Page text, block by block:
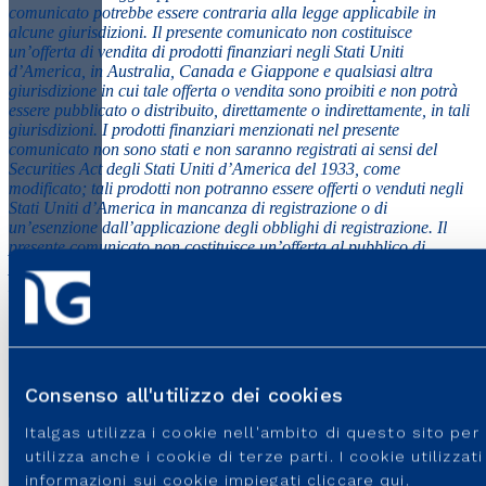
Consenso all'utilizzo dei cookies
Italgas utilizza i cookie nell'ambito di questo sito
utilizza anche i cookie di terze parti. I cookie
informazioni sui cookie impiegati cliccare qui
comunicato potrebbe essere contraria alla legge applicabile in
alcune giurisdizioni. Il presente comunicato non costituisce
un’offerta di vendita di prodotti finanziari negli Stati Uniti
d’America, in Australia, Canada e Giappone e qualsiasi altra
giurisdizione in cui tale offerta o vendita sono proibiti e non potrà
essere pubblicato o distribuito, direttamente o indirettamente, in tali
giurisdizioni. I prodotti finanziari menzionati nel presente
comunicato non sono stati e non saranno registrati ai sensi del
Securities Act degli Stati Uniti d’America del 1933, come
modificato; tali prodotti non potranno essere offerti o venduti negli
Stati Uniti d’America in mancanza di registrazione o di
un’esenzione dall’applicazione degli obblighi di registrazione. Il
presente comunicato non costituisce un’offerta al pubblico di
prodotti finanziari in Italia ai sensi dell’art. 1, comma 1, lett. t), del
D. Lgs. 24 febbraio 1998 n. 58. La documentazione relativa
all’offerta non è stata/non verrà sottoposta all’approvazione della
CONSOB.